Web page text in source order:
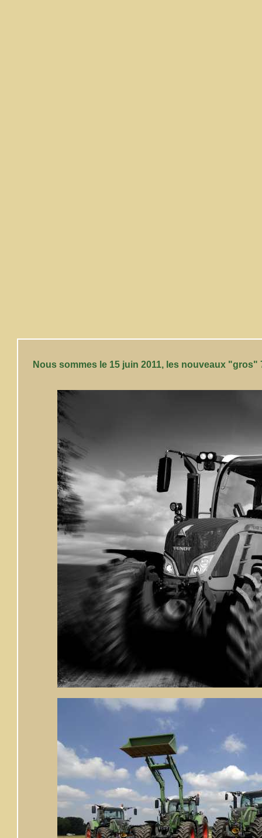
Nous sommes le 15 juin 2011, les nouveaux